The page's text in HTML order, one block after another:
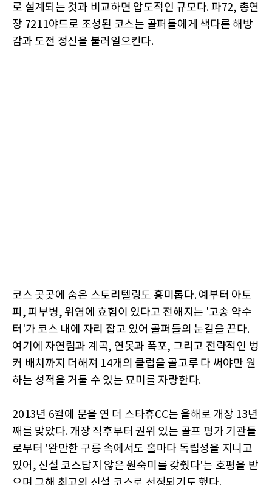
로 설계되는 것과 비교하면 압도적인 규모다. 파72, 총연
장 7211야드로 조성된 코스는 골퍼들에게 색다른 해방
감과 도전 정신을 불러일으킨다.
코스 곳곳에 숨은 스토리텔링도 흥미롭다. 예부터 아토
피, 피부병, 위염에 효험이 있다고 전해지는 '고송 약수
터'가 코스 내에 자리 잡고 있어 골퍼들의 눈길을 끈다.
여기에 자연림과 계곡, 연못과 폭포, 그리고 전략적인 벙
커 배치까지 더해져 14개의 클럽을 골고루 다 써야만 원
하는 성적을 거둘 수 있는 묘미를 자랑한다.
2013년 6월에 문을 연 더 스타휴CC는 올해로 개장 13년
째를 맞았다. 개장 직후부터 권위 있는 골프 평가 기관들
로부터 '완만한 구릉 속에서도 홀마다 독립성을 지니고
있어, 신설 코스답지 않은 원숙미를 갖췄다'는 호평을 받